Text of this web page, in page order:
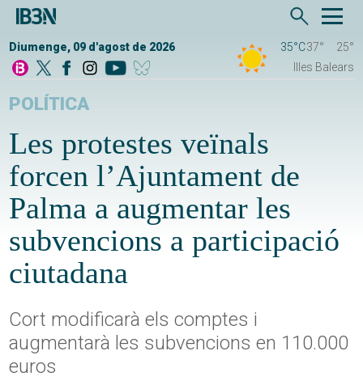
Diumenge, 09 d'agost de 2026 35°C37°
25°
Illes Balears
POLÍTICA
Les protestes veïnals
forcen l’Ajuntament de
Palma a augmentar les
subvencions a participació
ciutadana
Cort modificarà els comptes i
augmentarà les subvencions en 110.000
euros